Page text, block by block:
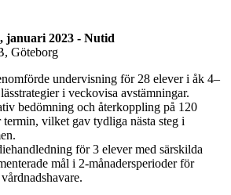
januari 2023 - Nutid
Göteborg
undervisning för 28 elever i åk 4–
i veckovisa avstämningar.
bedömning och återkoppling på 120
vilket gav tydliga nästa steg i
för 3 elever med särskilda
mål i 2-månadersperioder för